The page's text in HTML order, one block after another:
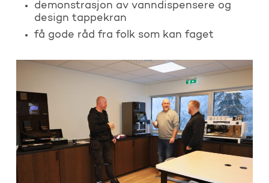
demonstrasjon av vanndispensere og
design tappekran
få gode råd fra folk som kan faget